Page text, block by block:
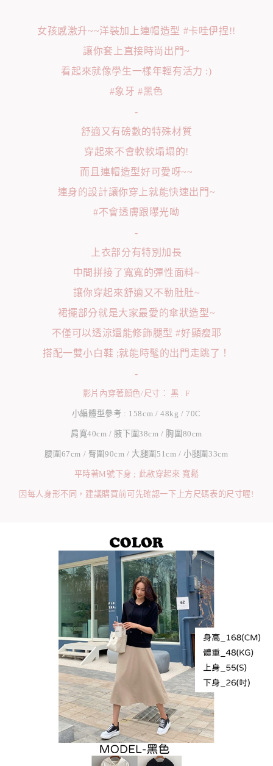
女孩感激升~~洋裝加上連帽造型 #卡哇伊捏!!
讓你套上直接時尚出門~
看起來就像學生一樣年輕有活力 :)
#象牙 #黑色
-
舒適又有磅數的特殊材質
穿起來不會軟軟塌塌的!
而且連帽造型好可愛呀~~
連身的設計讓你穿上就能快速出門~
#不會透膚跟曝光呦
-
上衣部分有特別加長
中間拼接了寬寬的彈性面料~
讓你穿起來舒適又不勒肚肚~
裙擺部分就是大家最愛的傘狀造型~
不僅可以透涼還能修飾腿型 #好顯瘦耶
搭配一雙小白鞋 ;就能時髦的出門走跳了！
-
影片內穿著顏色/尺寸： 黑 . F
小編體型參考 : 158cm / 48kg / 70C
肩寬40cm / 腋下圍38cm / 胸圍80cm
腰圍67cm / 臀圍90cm / 大腿圍51cm / 小腿圍33cm
平時著M號下身 ; 此款穿起來 寬鬆
因每人身形不同，建議購買前可先確認一下上方尺碼表的尺寸喔!